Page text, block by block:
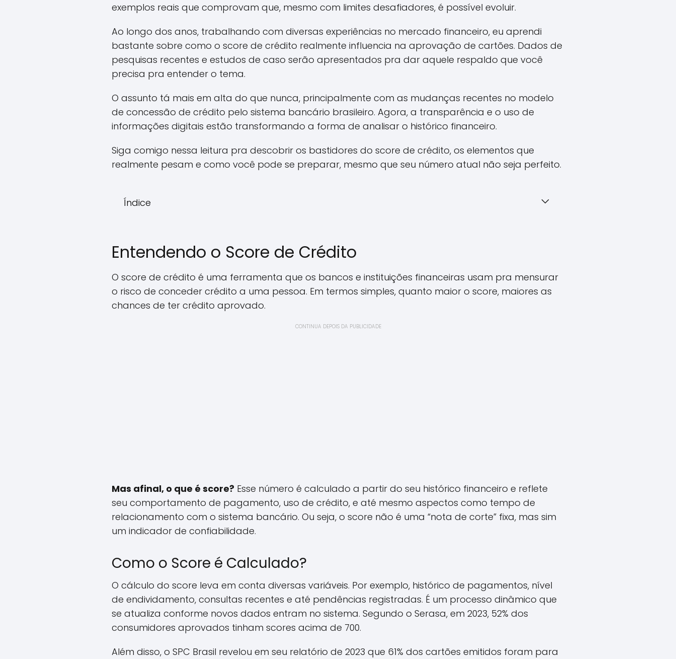
exemplos reais que comprovam que, mesmo com limites desafiadores, é possível evoluir.
Ao longo dos anos, trabalhando com diversas experiências no mercado financeiro, eu aprendi
bastante sobre como o score de crédito realmente influencia na aprovação de cartões. Dados de
pesquisas recentes e estudos de caso serão apresentados pra dar aquele respaldo que você
precisa pra entender o tema.
O assunto tá mais em alta do que nunca, principalmente com as mudanças recentes no modelo
de concessão de crédito pelo sistema bancário brasileiro. Agora, a transparência e o uso de
informações digitais estão transformando a forma de analisar o histórico financeiro.
Siga comigo nessa leitura pra descobrir os bastidores do score de crédito, os elementos que
realmente pesam e como você pode se preparar, mesmo que seu número atual não seja perfeito.
Índice
Entendendo o Score de Crédito
O score de crédito é uma ferramenta que os bancos e instituições financeiras usam pra mensurar
o risco de conceder crédito a uma pessoa. Em termos simples, quanto maior o score, maiores as
chances de ter crédito aprovado.
CONTINUA DEPOIS DA PUBLICIDADE
Mas afinal, o que é score? Esse número é calculado a partir do seu histórico financeiro e reflete
seu comportamento de pagamento, uso de crédito, e até mesmo aspectos como tempo de
relacionamento com o sistema bancário. Ou seja, o score não é uma “nota de corte” fixa, mas sim
um indicador de confiabilidade.
Como o Score é Calculado?
O cálculo do score leva em conta diversas variáveis. Por exemplo, histórico de pagamentos, nível
de endividamento, consultas recentes e até pendências registradas. É um processo dinâmico que
se atualiza conforme novos dados entram no sistema. Segundo o Serasa, em 2023, 52% dos
consumidores aprovados tinham scores acima de 700.
Além disso, o SPC Brasil revelou em seu relatório de 2023 que 61% dos cartões emitidos foram para